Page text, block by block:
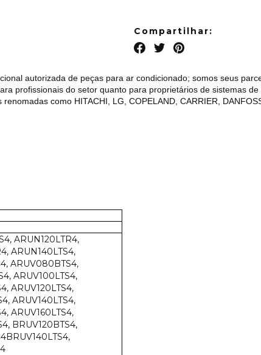
Compartilhar:
autorizada de peças para ar condicionado; somos seus
profissionais do setor quanto para proprietários de sistemas
como HITACHI, LG, COPELAND, CARRIER,
ARUN120LTR4,
ARUN140LTS4,
ARUV080BTS4,
ARUV100LTS4,
ARUV120LTS4,
ARUV140LTS4,
ARUV160LTS4,
BRUV120BTS4,